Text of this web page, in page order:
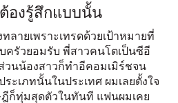
องรู้สึกแบบนั้น
ลายเพราะเทรดด้วยเป้าหมายที่
ครัวยอมรับ พี่สาวคนโตเป็นซีอี
วนน้องสาวก็ทำอีคอมเมิร์ชจน
ะเภทนั้นในประเทศ ผมเลยตั้งใจ
ก็ทุ่มสุดตัวในทันที แฟนผมเคย